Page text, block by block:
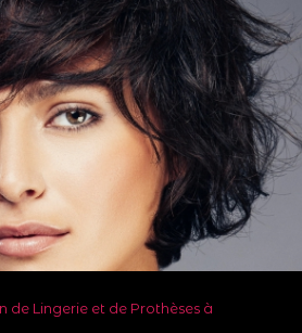
de Lingerie et de Prothèses à